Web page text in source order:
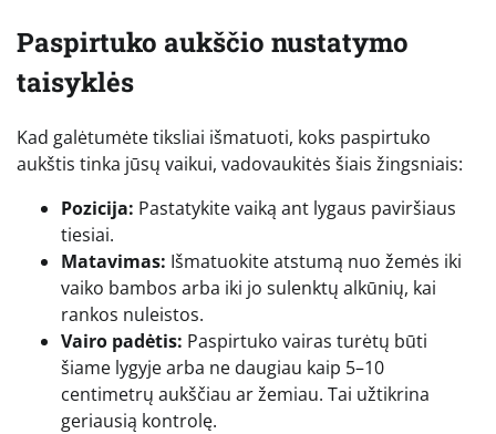
Paspirtuko aukščio nustatymo
taisyklės
Kad galėtumėte tiksliai išmatuoti, koks paspirtuko
aukštis tinka jūsų vaikui, vadovaukitės šiais žingsniais:
Pozicija: Pastatykite vaiką ant lygaus paviršiaus
tiesiai.
Matavimas: Išmatuokite atstumą nuo žemės iki
vaiko bambos arba iki jo sulenktų alkūnių, kai
rankos nuleistos.
Vairo padėtis: Paspirtuko vairas turėtų būti
šiame lygyje arba ne daugiau kaip 5–10
centimetrų aukščiau ar žemiau. Tai užtikrina
geriausią kontrolę.